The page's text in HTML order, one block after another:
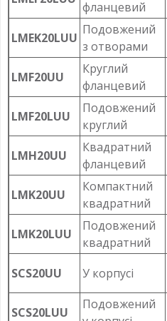
фланцевий
LMEK20LUU
Подовжений
з отворами
LMF20UU
Круглий
фланцевий
LMF20LUU
Подовжений
круглий
LMH20UU
Квадратний
фланцевий
LMK20UU
Компактний
квадратний
LMK20LUU
Подовжений
квадратний
SCS20UU
У корпусі
SCS20LUU
Подовжений